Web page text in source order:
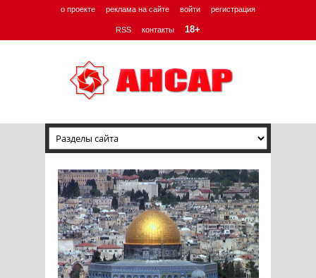
о проекте реклама на сайте войти регистрация
RSS контакты 18+